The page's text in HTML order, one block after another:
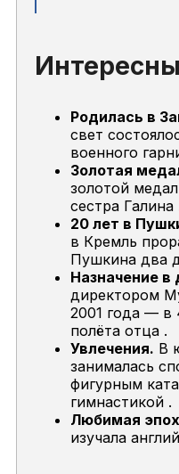
Родилась в
свет
военного
Золотая
золотой
сестра Галина
20 лет в
в Кремль
Пушкина два
Назначение в
директором
2001 года —
полёта отца .
Увлечения. В
занималась
фигурным
гимнастикой .
Любимая
изучала